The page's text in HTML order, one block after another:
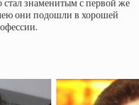
стал знаменитым с первой же
они подошли в хорошей